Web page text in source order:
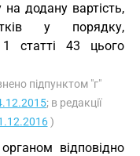
додану вартість,
у порядку,
статті 43 цього
підпунктом "г"
; в редакції
)
відповідно